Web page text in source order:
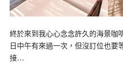
終於來到我心心念念許久的海景咖
日中午有來過一次，但沒訂位也要
接…